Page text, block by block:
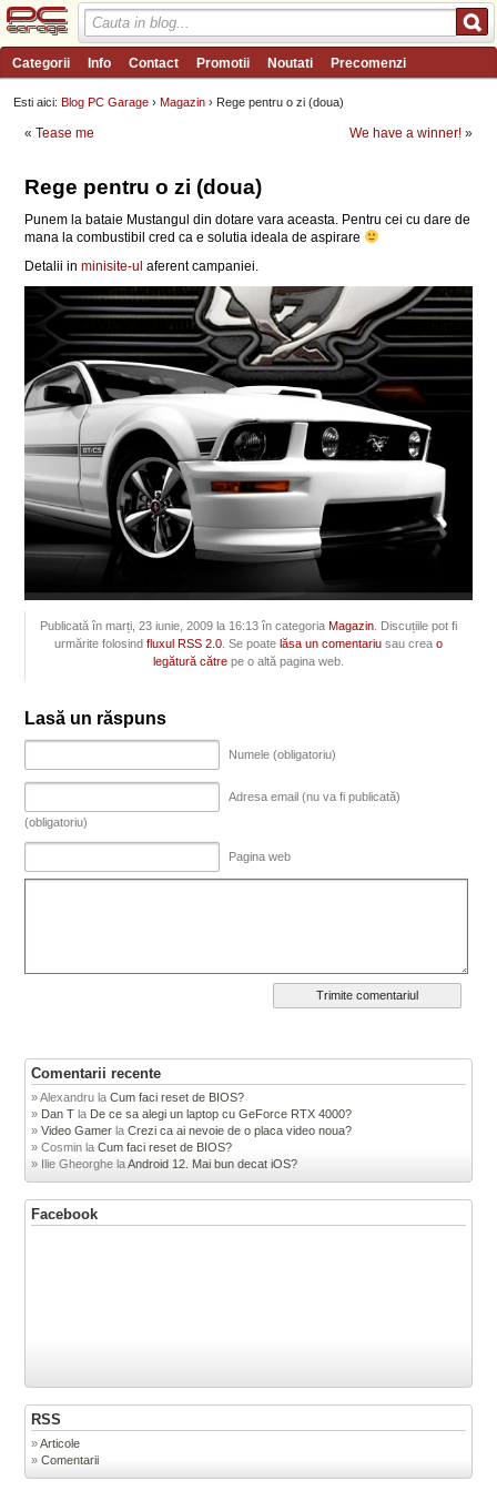
Categorii Info Contact Promotii Noutati Precomenzi
Review-uri Wishlist PC Garage TV Forum Blog
Esti aici:Blog PC Garage ›Magazin › Rege pentru o zi (doua)
«Tease me We have a winner!»
Rege pentru o zi (doua)
Punem la bataie Mustangul din dotare vara aceasta. Pentru cei cu dare de
mana la combustibil cred ca e solutia ideala de aspirare
Detalii inminisite-ul aferent campaniei.
Publicată în marți, 23 iunie, 2009 la 16:13 în categoriaMagazin . Discuțiile pot fi
urmărite folosindfluxul RSS 2.0 . Se poatelăsa un comentariu sau creao
legătură către pe o altă pagina web.
Lasă un răspuns
Numele (obligatoriu)
Adresa email (nu va fi publicată)
(obligatoriu)
Pagina web
Comentarii recente
Alexandru laCum faci reset de BIOS?
Dan T la De ce sa alegi un laptop cu GeForce RTX 4000?
Video Gamer laCrezi ca ai nevoie de o placa video noua?
Cosmin laCum faci reset de BIOS?
Ilie Gheorghe laAndroid 12. Mai bun decat iOS?
Facebook
RSS
Articole
Comentarii